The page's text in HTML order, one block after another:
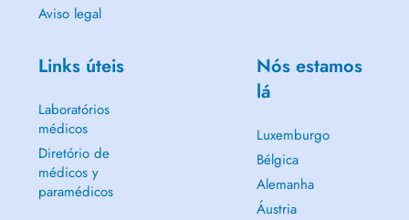
Aviso legal
Links úteis
Laboratórios
médicos
Diretório de
médicos y
paramédicos
Nós estamos
lá
Luxemburgo
Bélgica
Alemanha
Áustria